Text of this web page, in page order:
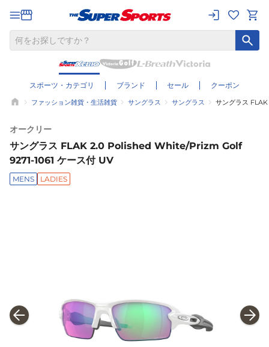
スポーツ・カテゴリ ブランド セール クーポン
ファッション雑貨・生活雑貨 サングラス サングラス サングラス
オークリー
サングラス FLAK 2.0 Polished White/Prizm Golf
9271-1061 ケース付 UV
MENS LADIES